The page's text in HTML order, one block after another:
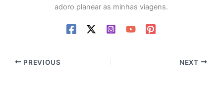
adoro planear as minhas viagens.
PREVIOUS NEXT